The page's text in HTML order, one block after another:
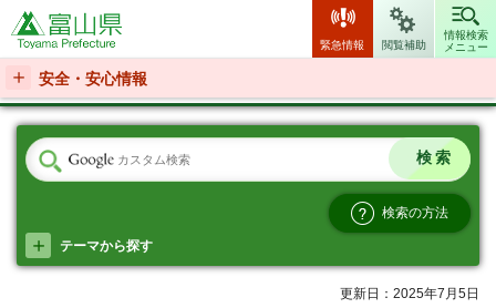
富山県
緊急情報 閲覧補助
情報検索
メニュー
安全・安心情報
検索の方法
テーマから探す
更新日：2025年7月5日